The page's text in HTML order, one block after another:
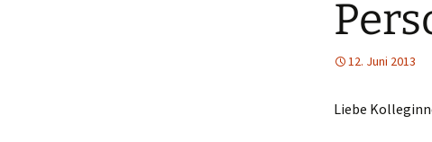
12. Juni 2013
Liebe